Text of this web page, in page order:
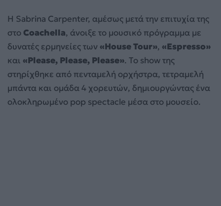
Η Sabrina Carpenter, αμέσως μετά την επιτυχία της
στο Coachella, άνοιξε το μουσικό πρόγραμμα με
δυνατές ερμηνείες των«House Tour», «Espresso»
και «Please, Please, Please». Το show της
στηρίχθηκε από πενταμελή ορχήστρα, τετραμελή
μπάντα και ομάδα 4 χορευτών, δημιουργώντας ένα
ολοκληρωμένο pop spectacle μέσα στο μουσείο.